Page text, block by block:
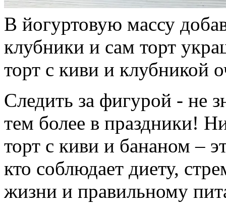
В йогуртовую массу
клубники и сам торт
торт с киви и клубникой
Следить за фигурой - не
тем более в праздники!
торт с киви и бананом –
кто соблюдает диету,
жизни и правильному